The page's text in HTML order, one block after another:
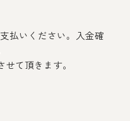
払いください。入金確
て頂きます。